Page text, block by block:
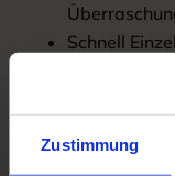
Zustimmung
Schnell
Wunsch